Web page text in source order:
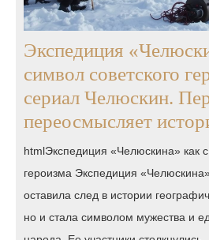
Экспедиция
символ советского
сериал Челюскин.
переосмысляет
htmlЭкспедиция «Челюскина» как
героизма Экспедиция
оставила след в истории
но и стала символом мужества и